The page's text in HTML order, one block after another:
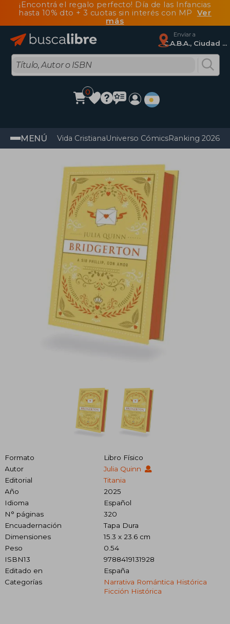
¡Encontrá el regalo perfecto! Día de las Infancias
hasta 10% dto + 3 cuotas sin interés con MP Ver
más
Enviar a
C.A.B.A., Ciudad Autónoma De Buenos Aires
0
MENÚ Vida CristianaUniverso CómicsRanking 2026
Formato
Libro Físico
Autor
Julia Quinn
Editorial
Titania
Año
2025
Idioma
Español
N° páginas
320
Encuadernación
Tapa Dura
Dimensiones
15.3 x 23.6 cm
Peso
0.54
ISBN13
9788419131928
Editado en
España
Categorías
Narrativa Romántica Histórica
Ficción Histórica